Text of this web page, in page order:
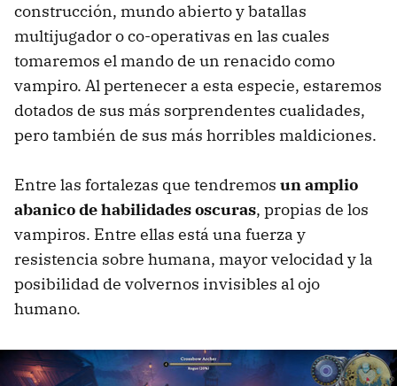
construcción, mundo abierto y batallas
multijugador o co-operativas en las cuales
tomaremos el mando de un renacido como
vampiro. Al pertenecer a esta especie, estaremos
dotados de sus más sorprendentes cualidades,
pero también de sus más horribles maldiciones.
Entre las fortalezas que tendremos un amplio
abanico de habilidades oscuras, propias de los
vampiros. Entre ellas está una fuerza y
resistencia sobre humana, mayor velocidad y la
posibilidad de volvernos invisibles al ojo
humano.